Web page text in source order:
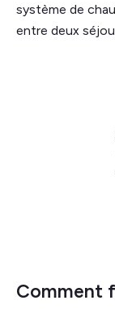
système de
entre deux
Comment